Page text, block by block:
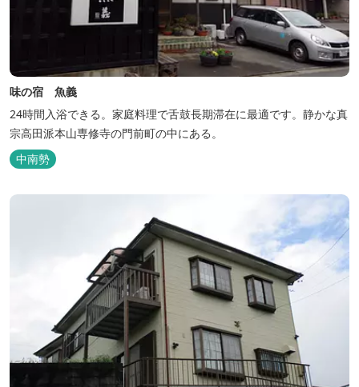
味の宿 魚義
24時間入浴できる。家庭料理で舌鼓長期滞在に最適です。静かな真
宗高田派本山専修寺の門前町の中にある。
中南勢